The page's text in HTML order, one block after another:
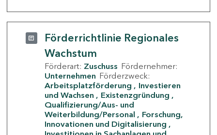
Förderrichtlinie Regionales
Wachstum
Förderart: Zuschuss Fördernehmer:
Unternehmen Förderzweck:
Arbeitsplatzförderung
Investieren
und Wachsen
Existenzgründung
Qualifizierung/Aus- und
Weiterbildung/Personal
Forschung,
Innovationen und Digitalisierung